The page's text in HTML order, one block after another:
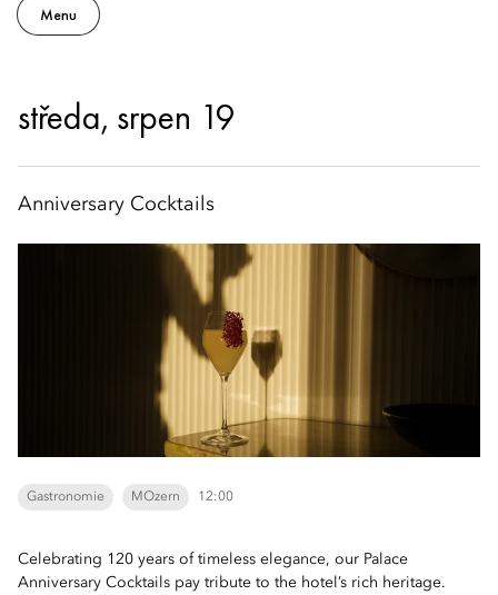
Menu
středa, srpen 19
Anniversary Cocktails
Gastronomie MOzern 12:00
Celebrating 120 years of timeless elegance, our Palace
Anniversary Cocktails pay tribute to the hotel’s rich heritage.